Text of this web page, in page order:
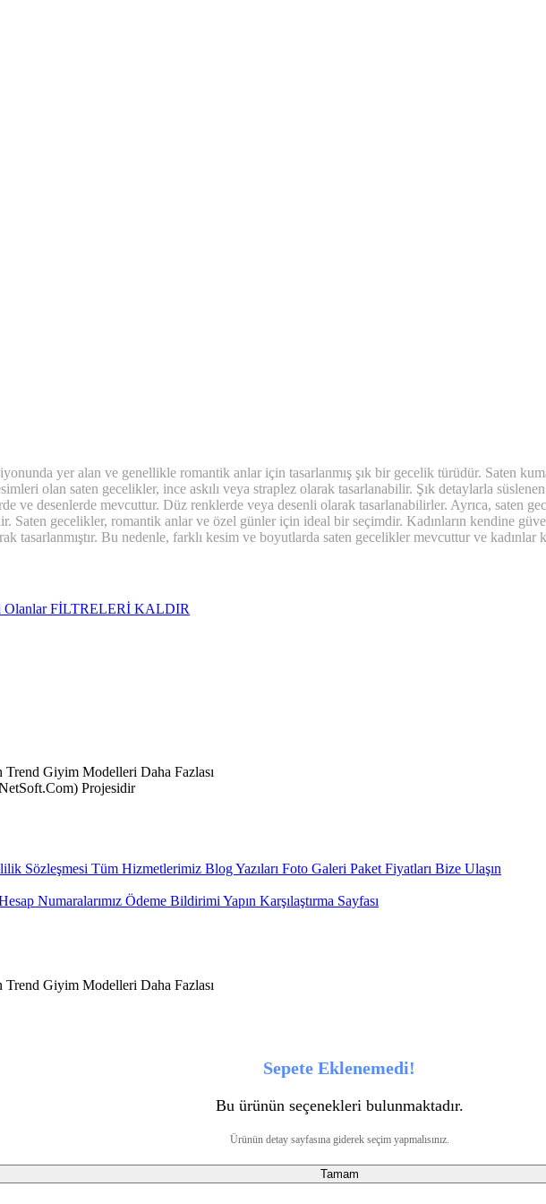
yer alan ve genellikle romantik anlar için tasarlanmış şık bir gecelik türüdür. Saten
olan saten gecelikler, ince askılı veya straplez olarak tasarlanabilir. Şık detaylarla
ve desenlerde mevcuttur. Düz renklerde veya desenli olarak tasarlanabilirler. Ayrıca, saten
Saten gecelikler, romantik anlar ve özel günler için ideal bir seçimdir. Kadınların kendine
tasarlanmıştır. Bu nedenle, farklı kesim ve boyutlarda saten gecelikler mevcuttur ve kadınlar
OlanlarFİLTRELERİ KALDIR
Projesidir
Sözleşmesi Tüm Hizmetlerimiz Blog Yazıları Foto Galeri Paket Fiyatları Bize Ulaşın
Numaralarımız Ödeme Bildirimi Yapın Karşılaştırma Sayfası
Sepete Eklenemedi!
Bu ürünün seçenekleri bulunmaktadır.
Ürünün detay sayfasına giderek seçim yapmalısınız.
Tamam